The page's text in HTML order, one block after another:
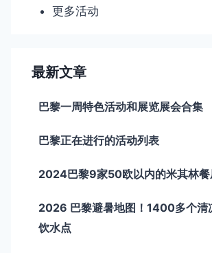
更多活动
最新文章
巴黎一周特色活动和展览展会合集
巴黎正在进行的活动列表
2024巴黎9家50欧以内的米其林餐
2026 巴黎避暑地图！1400多个清
饮水点